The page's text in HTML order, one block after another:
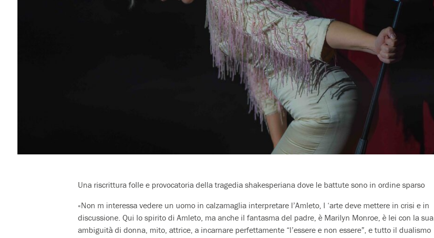
Una riscrittura folle e provocatoria della tragedia shakesperiana dove le battute sono in ordine sparso
«Non m interessa vedere un uomo in calzamaglia interpretare l’Amleto, l ‘arte deve mettere in crisi e in
discussione. Qui lo spirito di Amleto, ma anche il fantasma del padre, è Marilyn Monroe, è lei con la sua
ambiguità di donna, mito, attrice, a incarnare perfettamente “l’essere e non essere”, e tutto il dualismo